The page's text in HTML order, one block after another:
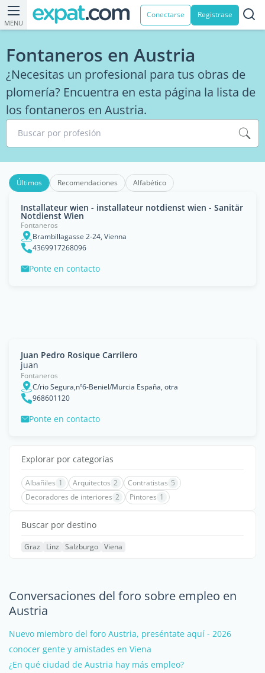
MENU
Conectarse Registrase
Fontaneros en Austria
¿Necesitas un profesional para tus obras de
plomería? Encuentra en esta página la lista de
los fontaneros en Austria.
Buscar por profesión
Últimos Recomendaciones Alfabético
Installateur wien - installateur notdienst wien - Sanitär
Notdienst Wien
Fontaneros
Brambillagasse 2-24, Vienna
4369917268096
Ponte en contacto
Juan Pedro Rosique Carrilero
juan
Fontaneros
C/rio Segura,nº6-Beniel/Murcia España, otra
968601120
Ponte en contacto
Explorar por categorías
Albañiles 1 Arquitectos 2 Contratistas 5
Decoradores de interiores 2 Pintores 1
Buscar por destino
Graz Linz Salzburgo Viena
Conversaciones del foro sobre empleo en
Austria
Nuevo miembro del foro Austria, preséntate aquí - 2026
conocer gente y amistades en Viena
¿En qué ciudad de Austria hay más empleo?